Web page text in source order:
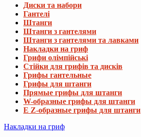
Диски та набори
Гантелі
Штанги
Штанги з гантелями
Штанги з гантелями та лавками
Накладки на гриф
Грифи олімпійські
Стійки для грифів та дисків
Грифы гантельные
Грифы для штанги
Прямые грифы для штанги
W-образные грифы для штанги
E Z-образные грифы для штанги
Накладки на гриф